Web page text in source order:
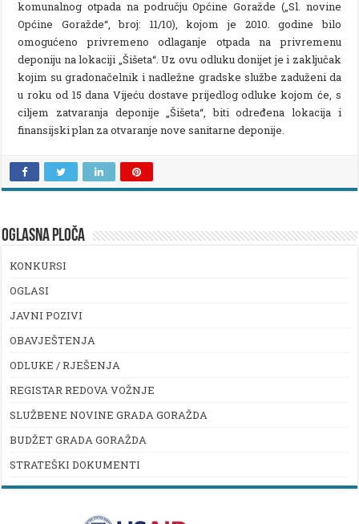
komunalnog otpada na području Općine Goražde („Sl. novine
Općine Goražde“, broj: 11/10), kojom je 2010. godine bilo
omogućeno privremeno odlaganje otpada na privremenu
deponiju na lokaciji „Šišeta“. Uz ovu odluku donijet je i zaključak
kojim su gradonačelnik i nadležne gradske službe zaduženi da
u roku od 15 dana Vijeću dostave prijedlog odluke kojom će, s
ciljem zatvaranja deponije „Šišeta“, biti određena lokacija i
finansijski plan za otvaranje nove sanitarne deponije.
OGLASNA PLOČA
KONKURSI
OGLASI
JAVNI POZIVI
OBAVJEŠTENJA
ODLUKE / RJEŠENJA
REGISTAR REDOVA VOŽNJE
SLUŽBENE NOVINE GRADA GORAŽDA
BUDŽET GRADA GORAŽDA
STRATEŠKI DOKUMENTI